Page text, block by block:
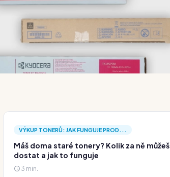
VÝKUP TONERŮ: JAK FUNGUJE PROD...
Máš doma staré tonery? Kolik za ně můžeš
dostat a jak to funguje
3 min.